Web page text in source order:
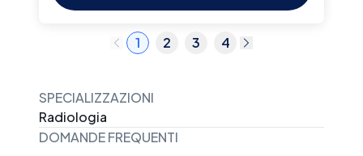
1 2 3 4
SPECIALIZZAZIONI
Radiologia
DOMANDE FREQUENTI